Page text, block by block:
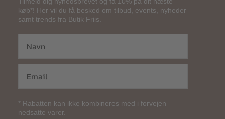
køb*! Her vil du få besked om tilbud, events, nyheder
samt trends fra Butik Friis.
* Rabatten kan ikke kombineres med i forvejen
nedsatte varer.